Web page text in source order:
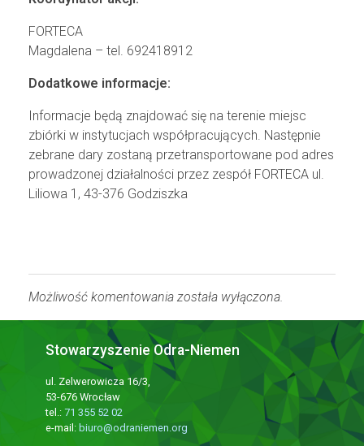
FORTECA
Magdalena – tel. 692418912
Dodatkowe informacje:
Informacje będą znajdować się na terenie miejsc
zbiórki w instytucjach współpracujących. Następnie
zebrane dary zostaną przetransportowane pod adres
prowadzonej działalności przez zespół FORTECA ul.
Liliowa 1, 43-376 Godziszka
Możliwość komentowania została wyłączona.
Stowarzyszenie Odra-Niemen
ul. Zelwerowicza 16/3,
53-676 Wrocław
tel.: 71 355 52 02
e-mail: biuro@odraniemen.org